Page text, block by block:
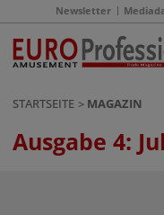
Newsletter
STARTSEITE MAGAZIN
Ausgabe 4: